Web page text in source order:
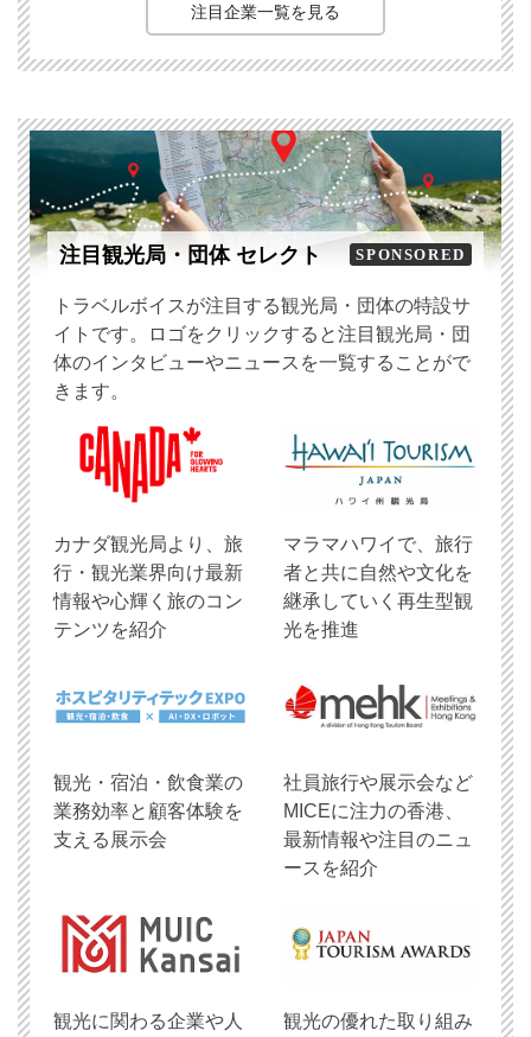
注目企業一覧を見る
注目観光局・団体 セレクト SPONSORED
トラベルボイスが注目する観光局・団体の特設サ
イトです。ロゴをクリックすると注目観光局・団
体のインタビューやニュースを一覧することがで
きます。
​カナダ観光局より、旅
行・観光業界向け最新
情報や心輝く旅のコン
テンツを紹介
マラマハワイで、旅行
者と共に自然や文化を
継承していく再生型観
光を推進
観光・宿泊・飲食業の
業務効率と顧客体験を
支える展示会
社員旅行や展示会など
MICEに注力の香港、
最新情報や注目のニュ
ースを紹介
観光に関わる企業や人
観光の優れた取り組み